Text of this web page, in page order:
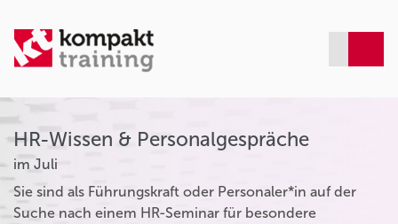
HR-Wissen & Personalgespräche
im Juli
Sie sind als Führungskraft oder Personaler*in auf der
Suche nach einem HR-Seminar für besondere